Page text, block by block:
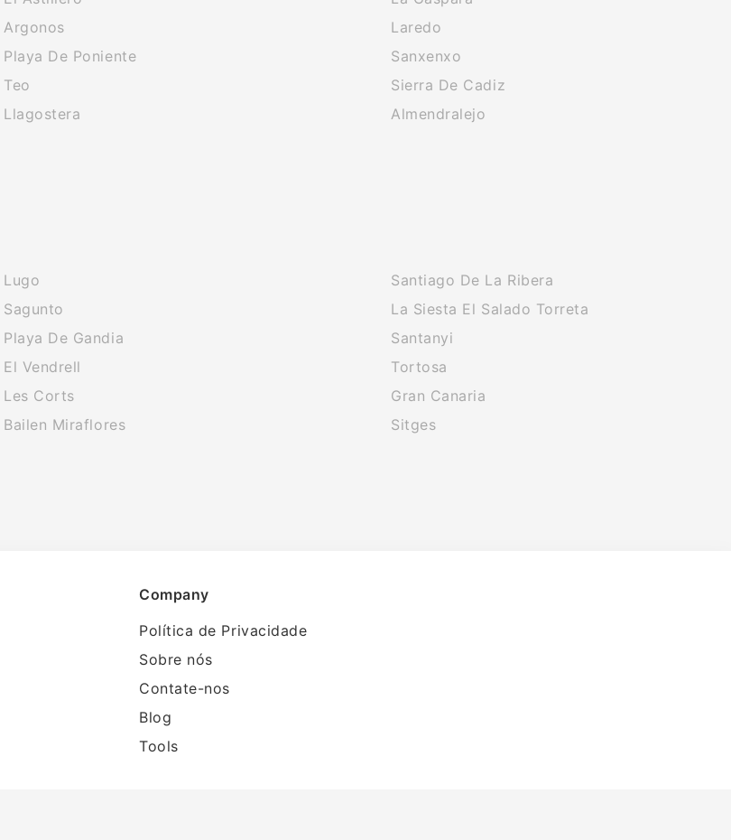
Argonos
Playa De Poniente
Teo
Llagostera
Laredo
Sanxenxo
Sierra De Cadiz
Almendralejo
Lugo
Sagunto
Playa De Gandia
El Vendrell
Les Corts
Bailen Miraflores
Santiago De La Ribera
La Siesta El Salado Torreta
Santanyi
Tortosa
Gran Canaria
Sitges
Company
Política de Privacidade
Sobre nós
Contate-nos
Blog
Tools